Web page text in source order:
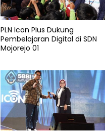
PLN Icon Plus Dukung
Pembelajaran Digital di SDN
Mojorejo 01